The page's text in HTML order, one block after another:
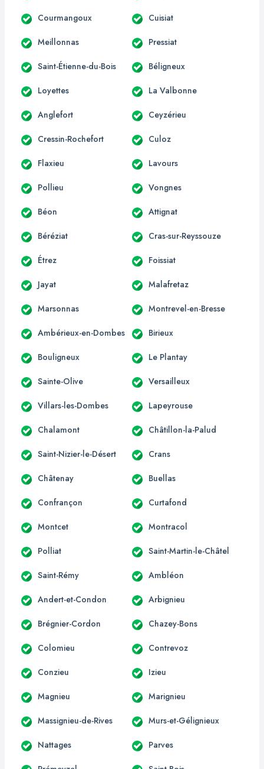
Courmangoux Cuisiat
Meillonnas Pressiat
Saint-Étienne-du-Bois Béligneux
Loyettes La Valbonne
Anglefort Ceyzérieu
Cressin-Rochefort Culoz
Flaxieu Lavours
Pollieu Vongnes
Béon Attignat
Béréziat Cras-sur-Reyssouze
Étrez Foissiat
Jayat Malafretaz
Marsonnas Montrevel-en-Bresse
Ambérieux-en-Dombes Birieux
Bouligneux Le Plantay
Sainte-Olive Versailleux
Villars-les-Dombes Lapeyrouse
Chalamont Châtillon-la-Palud
Saint-Nizier-le-Désert Crans
Châtenay Buellas
Confrançon Curtafond
Montcet Montracol
Polliat Saint-Martin-le-Châtel
Saint-Rémy Ambléon
Andert-et-Condon Arbignieu
Brégnier-Cordon Chazey-Bons
Colomieu Contrevoz
Conzieu Izieu
Magnieu Marignieu
Massignieu-de-Rives Murs-et-Gélignieux
Nattages Parves